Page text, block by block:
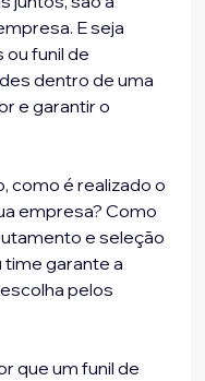
E seja
funil de
dentro de uma
e garantir o
como é realizado o
empresa? Como
e seleção
garante a
pelos
que um funil de